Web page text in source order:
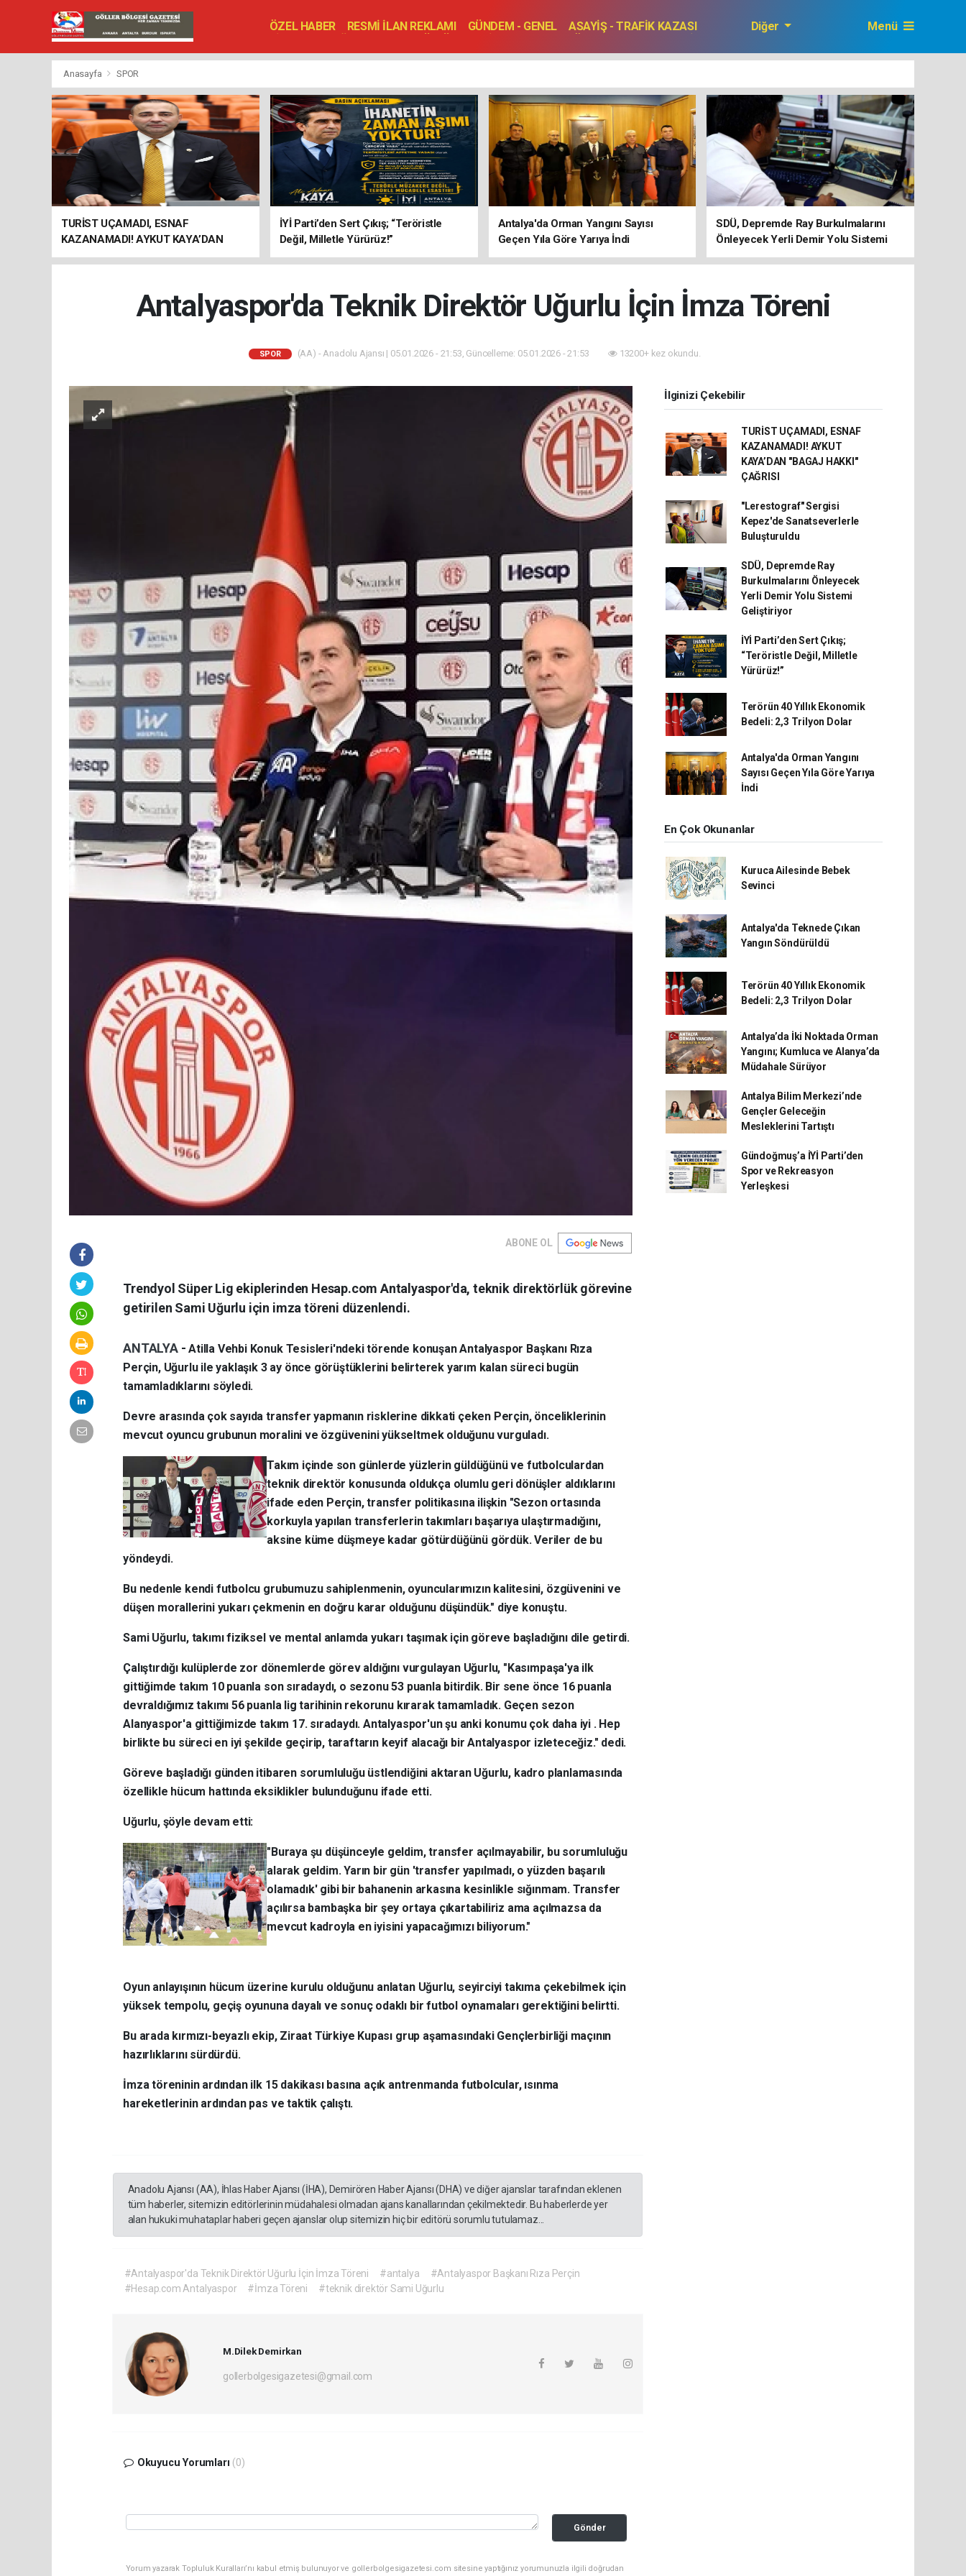
ÖZEL HABER RESMİ İLAN REKLAMI GÜNDEM - GENEL
ASAYİŞ - TRAFİK KAZASI
VEFAT EDENLER
TOPLANTI - DÜĞÜN
Diğer Menü
Anasayfa SPOR
TURİST UÇAMADI, ESNAF
KAZANAMADI! AYKUT KAYA’DAN
"BAGAJ HAKKI" ÇAĞRISI
İYİ Parti’den Sert Çıkış; “Teröristle
Değil, Milletle Yürürüz!”
Antalya'da Orman Yangını Sayısı
Geçen Yıla Göre Yarıya İndi
SDÜ, Depremde Ray Burkulmalarını
Önleyecek Yerli Demir Yolu Sistemi
Geliştiriyor
Antalyaspor'da Teknik Direktör Uğurlu İçin İmza Töreni
SPOR (AA) - Anadolu Ajansı | 05.01.2026 - 21:53, Güncelleme: 05.01.2026 - 21:53 13200+ kez okundu.
ABONE OL
Trendyol Süper Lig ekiplerinden Hesap.com Antalyaspor'da, teknik direktörlük görevine
getirilen Sami Uğurlu için imza töreni düzenlendi.
ANTALYA -Atilla Vehbi Konuk Tesisleri'ndeki törende konuşan Antalyaspor Başkanı Rıza
Perçin, Uğurlu ile yaklaşık 3 ay önce görüştüklerini belirterek yarım kalan süreci bugün
tamamladıklarını söyledi.
Devre arasında çok sayıda transfer yapmanın risklerine dikkati çeken Perçin, önceliklerinin
mevcut oyuncu grubunun moralini ve özgüvenini yükseltmek olduğunu vurguladı.
Takım içinde son günlerde yüzlerin güldüğünü ve futbolculardan
teknik direktör konusunda oldukça olumlu geri dönüşler aldıklarını
ifade eden Perçin, transfer politikasına ilişkin "Sezon ortasında
korkuyla yapılan transferlerin takımları başarıya ulaştırmadığını,
aksine küme düşmeye kadar götürdüğünü gördük. Veriler de bu
yöndeydi.
Bu nedenle kendi futbolcu grubumuzu sahiplenmenin, oyuncularımızın kalitesini, özgüvenini ve
düşen morallerini yukarı çekmenin en doğru karar olduğunu düşündük." diye konuştu.
Sami Uğurlu, takımı fiziksel ve mental anlamda yukarı taşımak için göreve başladığını dile getirdi.
Çalıştırdığı kulüplerde zor dönemlerde görev aldığını vurgulayan Uğurlu, "Kasımpaşa'ya ilk
gittiğimde takım 10 puanla son sıradaydı, o sezonu 53 puanla bitirdik. Bir sene önce 16 puanla
devraldığımız takımı 56 puanla lig tarihinin rekorunu kırarak tamamladık. Geçen sezon
Alanyaspor'a gittiğimizde takım 17. sıradaydı. Antalyaspor'un şu anki konumu çok daha iyi . Hep
birlikte bu süreci en iyi şekilde geçirip, taraftarın keyif alacağı bir Antalyaspor izleteceğiz." dedi.
Göreve başladığı günden itibaren sorumluluğu üstlendiğini aktaran Uğurlu, kadro planlamasında
özellikle hücum hattında eksiklikler bulunduğunu ifade etti.
Uğurlu, şöyle devam etti:
"Buraya şu düşünceyle geldim, transfer açılmayabilir, bu sorumluluğu
alarak geldim. Yarın bir gün 'transfer yapılmadı, o yüzden başarılı
olamadık' gibi bir bahanenin arkasına kesinlikle sığınmam. Transfer
açılırsa bambaşka bir şey ortaya çıkartabiliriz ama açılmazsa da
mevcut kadroyla en iyisini yapacağımızı biliyorum."
Oyun anlayışının hücum üzerine kurulu olduğunu anlatan Uğurlu, seyirciyi takıma çekebilmek için
yüksek tempolu, geçiş oyununa dayalı ve sonuç odaklı bir futbol oynamaları gerektiğini belirtti.
Bu arada kırmızı-beyazlı ekip, Ziraat Türkiye Kupası grup aşamasındaki Gençlerbirliği maçının
hazırlıklarını sürdürdü.
İmza töreninin ardından ilk 15 dakikası basına açık antrenmanda futbolcular, ısınma
hareketlerinin ardından pas ve taktik çalıştı.
Anadolu Ajansı (AA), İhlas Haber Ajansı (İHA), Demirören Haber Ajansı (DHA) ve diğer ajanslar tarafından eklenen
tüm haberler, sitemizin editörlerinin müdahalesi olmadan ajans kanallarından çekilmektedir. Bu haberlerde yer
alan hukuki muhataplar haberi geçen ajanslar olup sitemizin hiç bir editörü sorumlu tutulamaz...
#Antalyaspor'da Teknik Direktör Uğurlu İçin İmza Töreni #antalya
#Antalyaspor Başkanı Rıza Perçin
#Hesap.com Antalyaspor
#İmza Töreni #teknik direktör Sami Uğurlu
M.Dilek Demirkan
gollerbolgesigazetesi@gmail.com
Okuyucu Yorumları (0)
Gönder
Yorum yazarak Topluluk Kuralları’nı kabul etmiş bulunuyor ve gollerbolgesigazetesi.com sitesine yaptığınız yorumunuzla ilgili doğrudan
İlginizi Çekebilir
TURİST UÇAMADI, ESNAF
KAZANAMADI! AYKUT
KAYA’DAN "BAGAJ HAKKI"
ÇAĞRISI
"Lerestograf" Sergisi
Kepez'de Sanatseverlerle
Buluşturuldu
SDÜ, Depremde Ray
Burkulmalarını Önleyecek
Yerli Demir Yolu Sistemi
Geliştiriyor
İYİ Parti’den Sert Çıkış;
“Teröristle Değil, Milletle
Yürürüz!”
Terörün 40 Yıllık Ekonomik
Bedeli: 2,3 Trilyon Dolar
Antalya'da Orman Yangını
Sayısı Geçen Yıla Göre Yarıya
İndi
En Çok Okunanlar
Kuruca Ailesinde Bebek
Sevinci
Antalya'da Teknede Çıkan
Yangın Söndürüldü
Terörün 40 Yıllık Ekonomik
Bedeli: 2,3 Trilyon Dolar
Antalya’da İki Noktada Orman
Yangını; Kumluca ve Alanya’da
Müdahale Sürüyor
Antalya Bilim Merkezi’nde
Gençler Geleceğin
Mesleklerini Tartıştı
Gündoğmuş’a İYİ Parti’den
Spor ve Rekreasyon
Yerleşkesi